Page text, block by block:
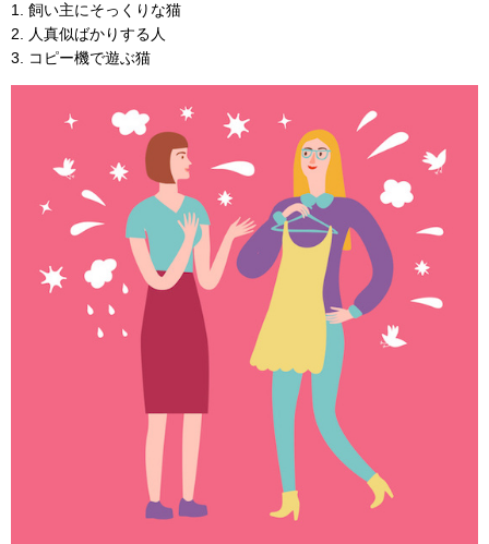
1. 飼い主にそっくりな猫
2. 人真似ばかりする人
3. コピー機で遊ぶ猫